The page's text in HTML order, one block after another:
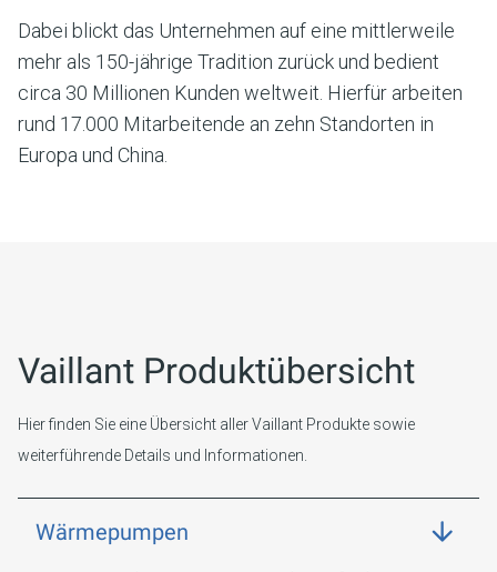
Dabei blickt das Unternehmen auf eine mittlerweile
mehr als 150-jährige Tradition zurück und bedient
circa 30 Millionen Kunden weltweit. Hierfür arbeiten
rund 17.000 Mitarbeitende an zehn Standorten in
Europa und China.
Vaillant Produktübersicht
Hier finden Sie eine Übersicht aller Vaillant Produkte sowie
weiterführende Details und Informationen.
Wärmepumpen